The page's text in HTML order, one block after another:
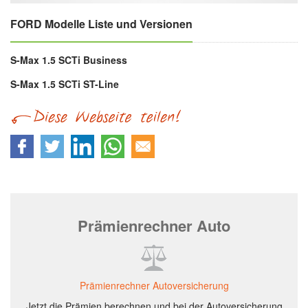
FORD Modelle Liste und Versionen
S-Max 1.5 SCTi Business
S-Max 1.5 SCTi ST-Line
Prämienrechner Auto
Prämienrechner Autoversicherung